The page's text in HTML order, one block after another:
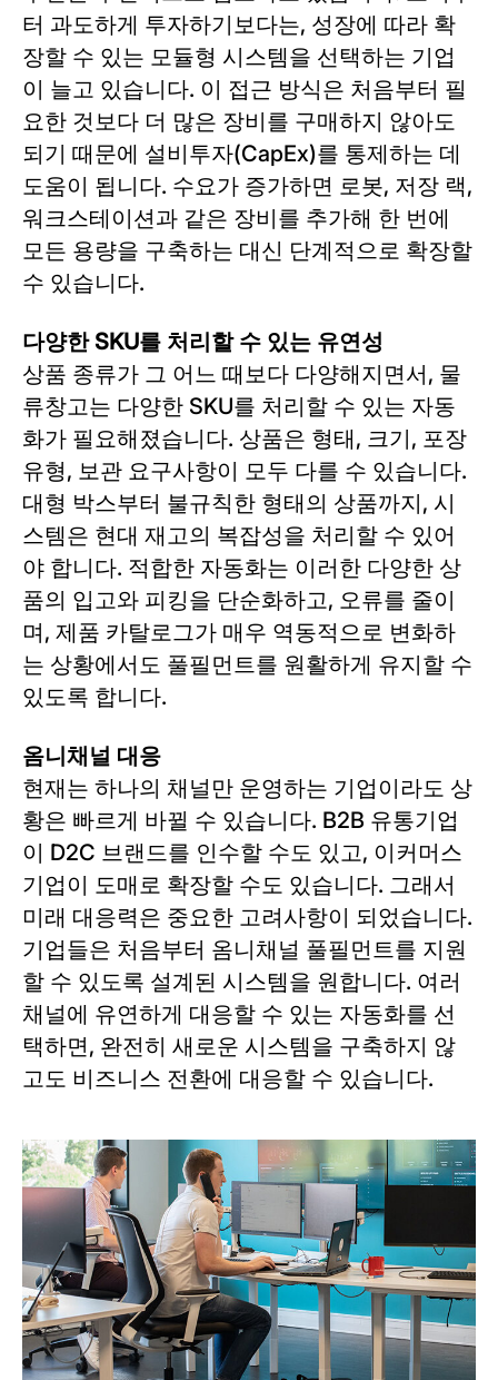
터 과도하게 투자하기보다는, 성장에 따라 확
장할 수 있는 모듈형 시스템을 선택하는 기업
이 늘고 있습니다. 이 접근 방식은 처음부터 필
요한 것보다 더 많은 장비를 구매하지 않아도
되기 때문에 설비투자(CapEx)를 통제하는 데
도움이 됩니다. 수요가 증가하면 로봇, 저장 랙,
워크스테이션과 같은 장비를 추가해 한 번에
모든 용량을 구축하는 대신 단계적으로 확장할
수 있습니다.
다양한 SKU를 처리할 수 있는 유연성
상품 종류가 그 어느 때보다 다양해지면서, 물
류창고는 다양한 SKU를 처리할 수 있는 자동
화가 필요해졌습니다. 상품은 형태, 크기, 포장
유형, 보관 요구사항이 모두 다를 수 있습니다.
대형 박스부터 불규칙한 형태의 상품까지, 시
스템은 현대 재고의 복잡성을 처리할 수 있어
야 합니다. 적합한 자동화는 이러한 다양한 상
품의 입고와 피킹을 단순화하고, 오류를 줄이
며, 제품 카탈로그가 매우 역동적으로 변화하
는 상황에서도 풀필먼트를 원활하게 유지할 수
있도록 합니다.
옴니채널 대응
현재는 하나의 채널만 운영하는 기업이라도 상
황은 빠르게 바뀔 수 있습니다. B2B 유통기업
이 D2C 브랜드를 인수할 수도 있고, 이커머스
기업이 도매로 확장할 수도 있습니다. 그래서
미래 대응력은 중요한 고려사항이 되었습니다.
기업들은 처음부터 옴니채널 풀필먼트를 지원
할 수 있도록 설계된 시스템을 원합니다. 여러
채널에 유연하게 대응할 수 있는 자동화를 선
택하면, 완전히 새로운 시스템을 구축하지 않
고도 비즈니스 전환에 대응할 수 있습니다.